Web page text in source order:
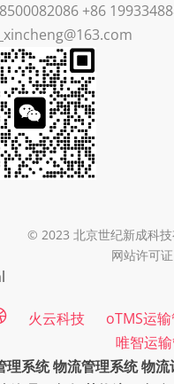
+86
© 2023 北京世纪新成科
网站许可
火云科技
oTMS运
唯智运
理系统物流管理系统物流